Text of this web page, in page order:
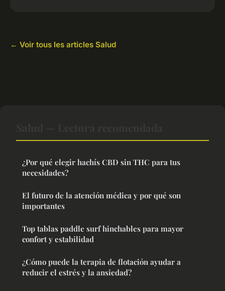
← Voir tous les articles Salud
¿Por qué elegir hachís CBD sin THC para tus
necesidades?
El futuro de la atención médica y por qué son
importantes
Top tablas paddle surf hinchables para mayor
confort y estabilidad
¿Cómo puede la terapia de flotación ayudar a
reducir el estrés y la ansiedad?